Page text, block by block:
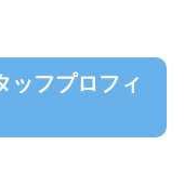
ッフプロフィ